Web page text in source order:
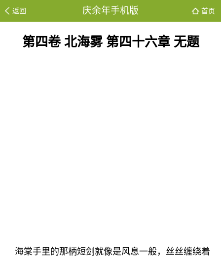
返回 庆余年手机版 首页
第四卷 北海雾 第四十六章 无题
海棠手里的那柄短剑就像是风息一般，丝丝缠绕着